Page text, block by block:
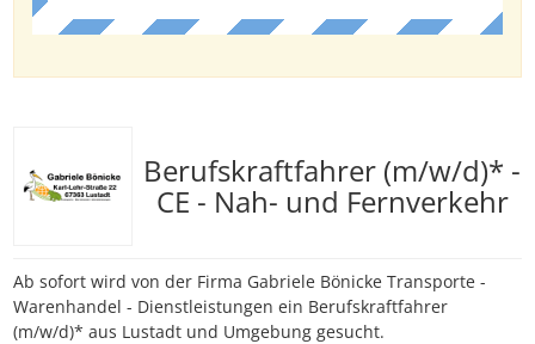
Berufskraftfahrer (m/w/d)* -
CE - Nah- und Fernverkehr
Ab sofort wird von der Firma Gabriele Bönicke Transporte -
Warenhandel - Dienstleistungen ein Berufskraftfahrer
(m/w/d)* aus Lustadt und Umgebung gesucht.